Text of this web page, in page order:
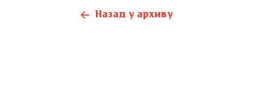
Назад у архиву